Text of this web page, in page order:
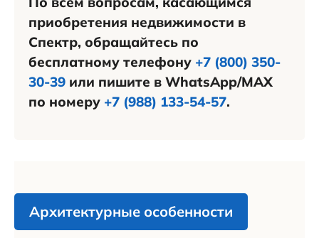
приобретения недвижимости в
Спектр, обращайтесь по
бесплатному телефону +7 (800) 350-
30-39 или пишите в WhatsApp/MAX
по номеру +7 (988) 133-54-57.
Архитектурные особенности